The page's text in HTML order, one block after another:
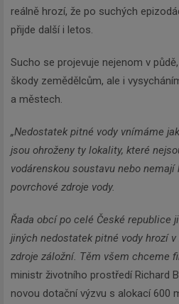
reálně hrozí, že po suchých
přijde další i letos.
Sucho se projevuje nejenom v
škody zemědělcům, ale i
a městech.
„Nedostatek pitné vody vnímáme
jsou ohroženy ty lokality, které
vodárenskou soustavu nebo
povrchové zdroje vody.
Řada obcí po celé České republice
jiných nedostatek pitné vody hrozí
zdroje záložní. Těm všem chceme
ministr životního prostředí Richard
novou dotační výzvu s alokací 600